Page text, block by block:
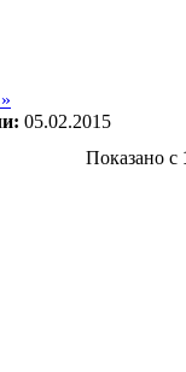
05.02.2015
Показано с